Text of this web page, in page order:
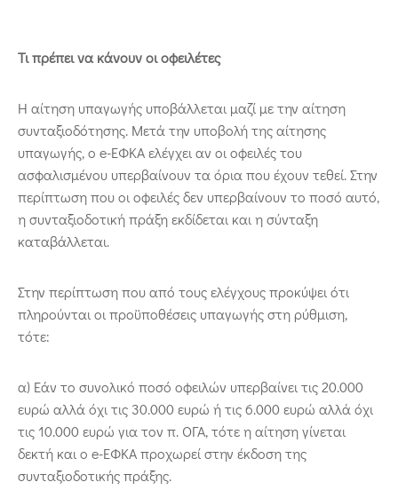
Τι πρέπει να κάνουν οι οφειλέτες
Η αίτηση υπαγωγής υποβάλλεται μαζί με την αίτηση
συνταξιοδότησης. Μετά την υποβολή της αίτησης
υπαγωγής, ο e-ΕΦΚΑ ελέγχει αν οι οφειλές του
ασφαλισμένου υπερβαίνουν τα όρια που έχουν τεθεί. Στην
περίπτωση που οι οφειλές δεν υπερβαίνουν το ποσό αυτό,
η συνταξιοδοτική πράξη εκδίδεται και η σύνταξη
καταβάλλεται.
Στην περίπτωση που από τους ελέγχους προκύψει ότι
πληρούνται οι προϋποθέσεις υπαγωγής στη ρύθμιση,
τότε:
α) Εάν το συνολικό ποσό οφειλών υπερβαίνει τις 20.000
ευρώ αλλά όχι τις 30.000 ευρώ ή τις 6.000 ευρώ αλλά όχι
τις 10.000 ευρώ για τον π. ΟΓΑ, τότε η αίτηση γίνεται
δεκτή και ο e-ΕΦΚΑ προχωρεί στην έκδοση της
συνταξιοδοτικής πράξης.